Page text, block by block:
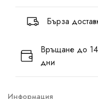
Бърза
Връщане до 14
дни
Информация